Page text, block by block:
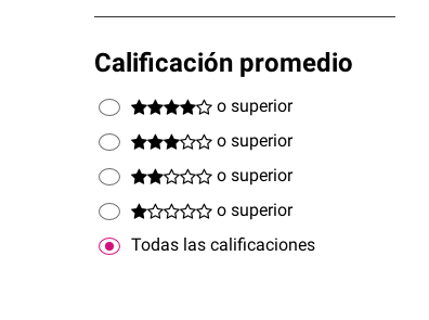
Calificación promedio
o superior
o superior
o superior
o superior
Todas las calificaciones